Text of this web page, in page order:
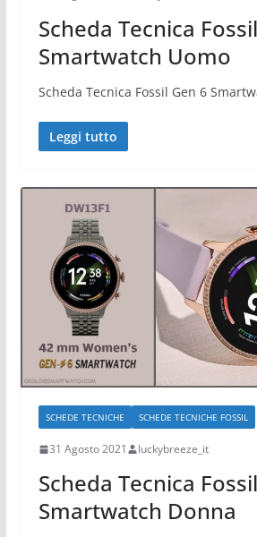
Scheda Tecnica
Smartwatch Uomo
Scheda Tecnica Fossil Gen 6
Leggi tutto
SCHEDE TECNICHE SCHEDE TECNICHE FOSSIL
31 Agosto 2021 luckybreeze_it
Scheda Tecnica
Smartwatch Donna